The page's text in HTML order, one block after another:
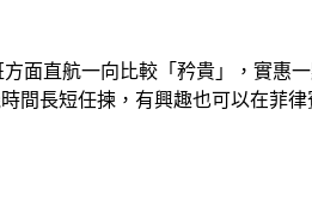
直航一向比較「矜貴」，實惠一
間長短任揀，有興趣也可以在菲律